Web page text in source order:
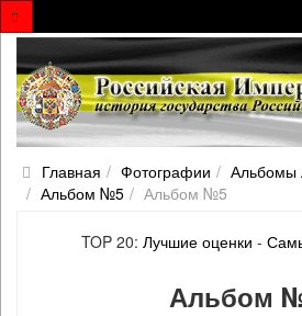
Главная Фотографии
Альбомы
Альбом №5
Альбом №5
TOP 20: Лучшие оценки -
Альбом